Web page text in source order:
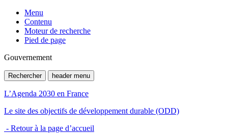
Menu
Contenu
Moteur de recherche
Pied de page
Gouvernement
Rechercher header menu
L’Agenda 2030 en France
Le site des objectifs de développement durable (ODD)
- Retour à la page d’accueil